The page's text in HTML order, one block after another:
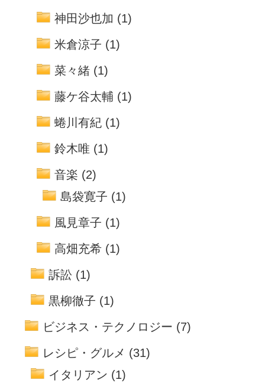
神田沙也加 (1)
米倉涼子 (1)
菜々緒 (1)
藤ケ谷太輔 (1)
蜷川有紀 (1)
鈴木唯 (1)
音楽 (2)
島袋寛子 (1)
風見章子 (1)
高畑充希 (1)
訴訟 (1)
黒柳徹子 (1)
ビジネス・テクノロジー (7)
レシピ・グルメ (31)
イタリアン (1)